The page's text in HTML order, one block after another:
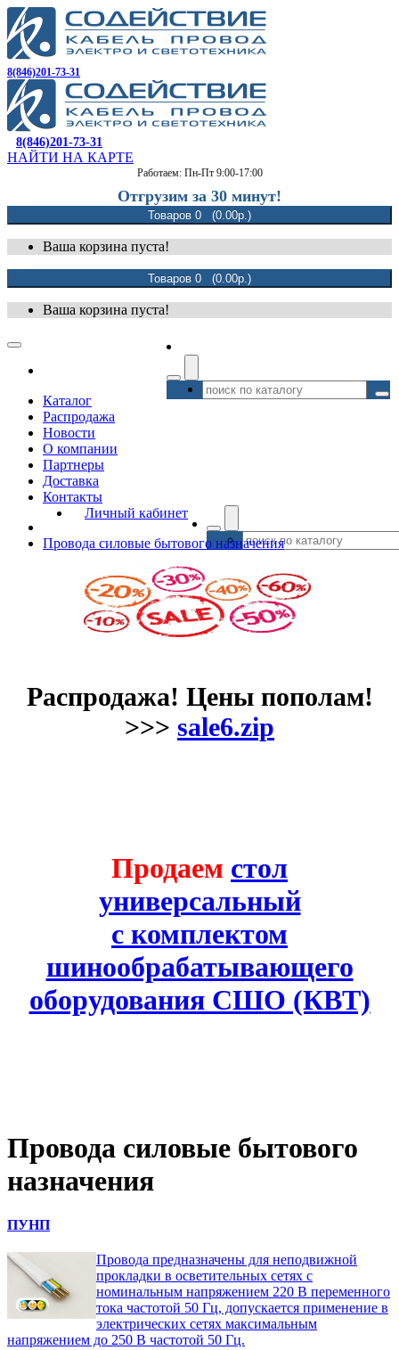
8(846)201-73-31
8(846)201-73-31
НАЙТИ НА КАРТЕ
Работаем: Пн-Пт 9:00-17:00
Отгрузим за 30 минут!
Товаров 0 (0.00р.)
Ваша корзина пуста!
Товаров 0 (0.00р.)
Ваша корзина пуста!
Каталог
Распродажа
Новости
О компании
Партнеры
Доставка
Контакты
Личный кабинет
Провода силовые бытового назначения
Распродажа! Цены пополам!
>>> sale6.zip
Продаем стол
универсальный
с комплектом
шинообрабатывающего
оборудования СШО (КВТ)
Провода силовые бытового
назначения
ПУНП
Провода предназначены для неподвижной
прокладки в осветительных сетях с
номинальным напряжением 220 В переменного
тока частотой 50 Гц, допускается применение в
электрических сетях максимальным
напряжением до 250 В частотой 50 Гц.